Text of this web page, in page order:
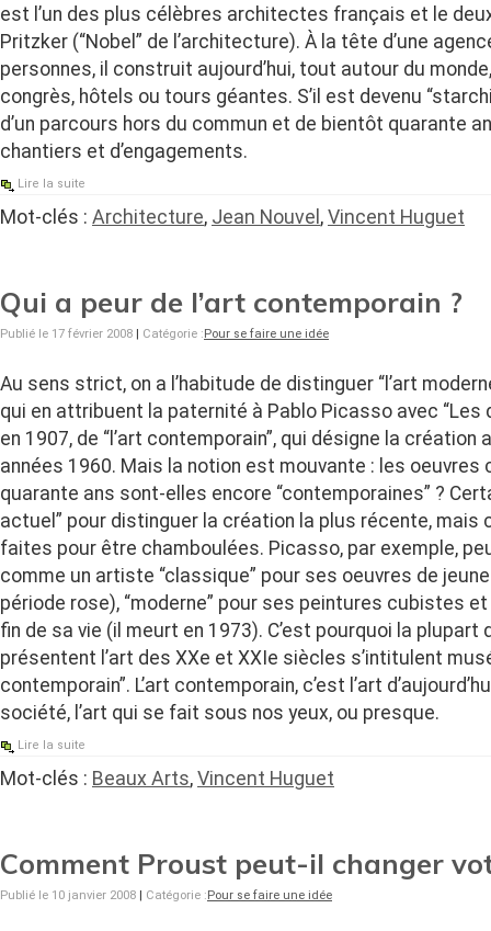
est l’un des plus célèbres architectes français et le
Pritzker (“Nobel” de l’architecture). À la tête d’une
personnes, il construit aujourd’hui, tout autour du
congrès, hôtels ou tours géantes. S’il est devenu
d’un parcours hors du commun et de bientôt quarante
chantiers et d’engagements.
Lire la suite
Mot-clés : Architecture, Jean Nouvel ,Vincent Huguet
Qui a peur de l’art contemporain ?
Publié le 17 février 2008 | Catégorie :Pour se faire une idée
Au sens strict, on a l’habitude de distinguer “l’art
qui en attribuent la paternité à Pablo Picasso avec “Les
en 1907, de “l’art contemporain”, qui désigne la
années 1960. Mais la notion est mouvante : les oeuvres
quarante ans sont-elles encore “contemporaines” ?
actuel” pour distinguer la création la plus récente,
faites pour être chamboulées. Picasso, par exemple,
comme un artiste “classique” pour ses oeuvres de
période rose), “moderne” pour ses peintures cubistes et
fin de sa vie (il meurt en 1973). C’est pourquoi la plupart
présentent l’art des XXe et XXIe siècles s’intitulent
contemporain”. L’art contemporain, c’est l’art
société, l’art qui se fait sous nos yeux, ou presque.
Lire la suite
Mot-clés : Beaux Arts,Vincent Huguet
Comment Proust peut-il changer
Publié le 10 janvier 2008 Catégorie : Pour se faire une idée